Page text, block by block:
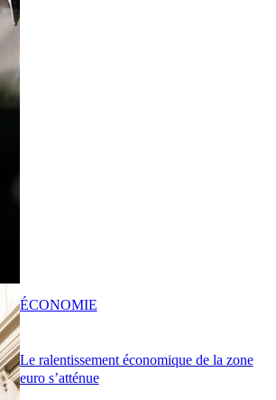
Le ralentissement économique de la zone
euro s’atténue
ÉCONOMIE